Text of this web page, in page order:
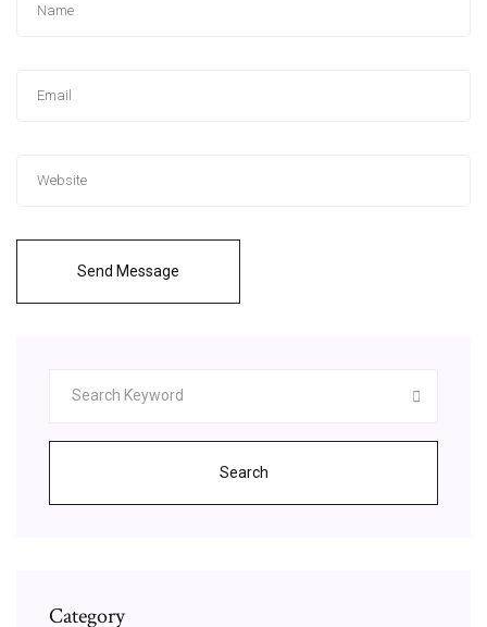
Send Message
Search
Category